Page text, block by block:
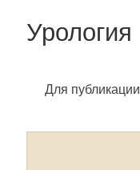
Урология
Для